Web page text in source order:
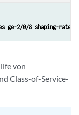
ge-2/0/8 shaping-rate
von
Class-of-Service-